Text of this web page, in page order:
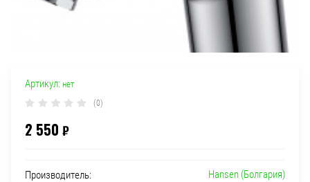
Артикул: нет
(0)
2 550 ₽
Производитель: Hansen (Болгария)